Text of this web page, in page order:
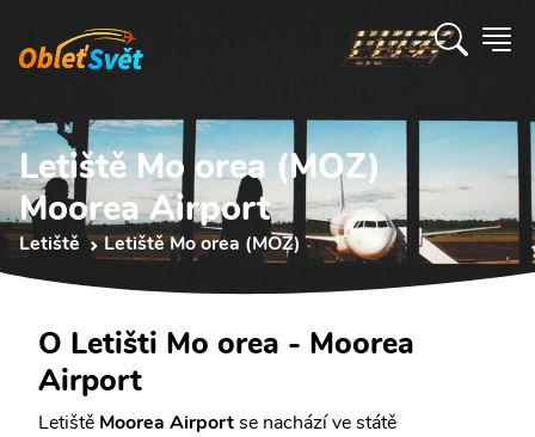
Letiště Mo orea (MOZ)
Moorea Airport
Letiště Letiště Mo orea (MOZ)
O Letišti Mo orea - Moorea
Airport
Letiště Moorea Airportse nachází ve státě